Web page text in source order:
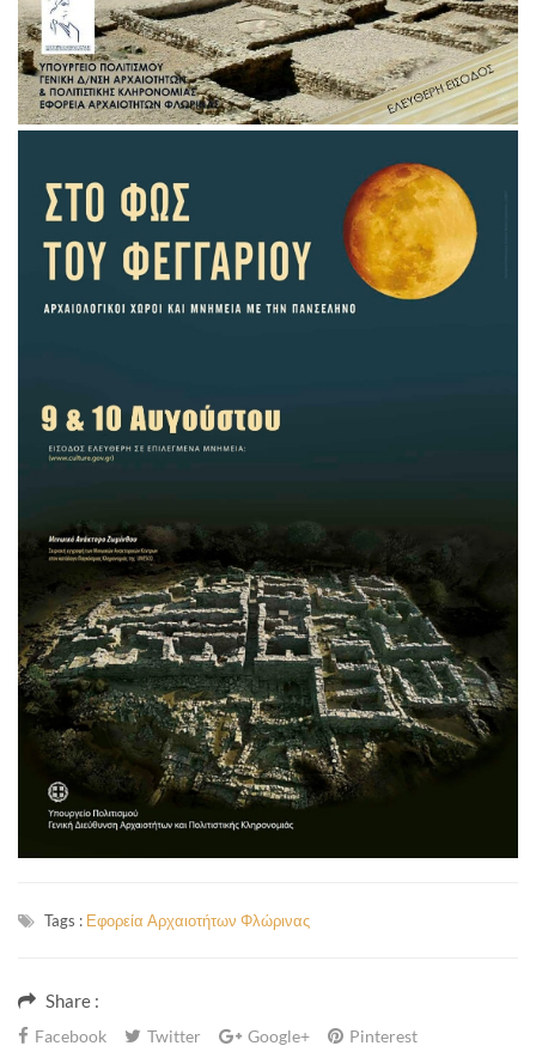
Tags : Εφορεία Αρχαιοτήτων Φλώρινας
Share :
Facebook Twitter Google+
Pinterest